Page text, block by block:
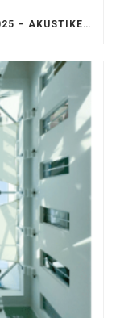
AKUSTIKKOMPETENZ AUF DER FSB 2025 – AKUSTIKELEMENTE FÜR DIE LEBENSRÄUME VON MORGEN